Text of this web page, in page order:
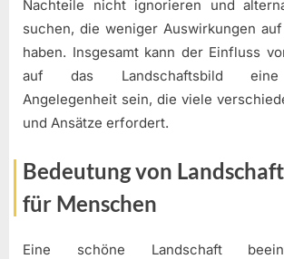
Nachteile nicht ignorieren und
suchen, die weniger Auswirkungen
haben. Insgesamt kann der Einfluss
auf das Landschaftsbild eine
Angelegenheit sein, die viele
und Ansätze erfordert.
Bedeutung von
für Menschen
Eine schöne Landschaft